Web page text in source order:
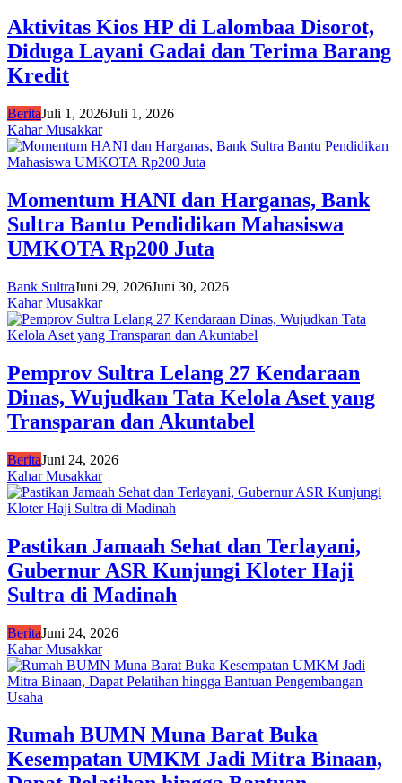
Aktivitas Kios HP di Lalombaa Disorot,
Diduga Layani Gadai dan Terima Barang
Kredit
BeritaJuli 1, 2026Juli 1, 2026
Kahar Musakkar
Momentum HANI dan Harganas, Bank
Sultra Bantu Pendidikan Mahasiswa
UMKOTA Rp200 Juta
Bank SultraJuni 29, 2026Juni 30, 2026
Kahar Musakkar
Pemprov Sultra Lelang 27 Kendaraan
Dinas, Wujudkan Tata Kelola Aset yang
Transparan dan Akuntabel
BeritaJuni 24, 2026
Kahar Musakkar
Pastikan Jamaah Sehat dan Terlayani,
Gubernur ASR Kunjungi Kloter Haji
Sultra di Madinah
BeritaJuni 24, 2026
Kahar Musakkar
Rumah BUMN Muna Barat Buka
Kesempatan UMKM Jadi Mitra Binaan,